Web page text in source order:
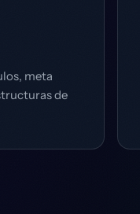
meta
de